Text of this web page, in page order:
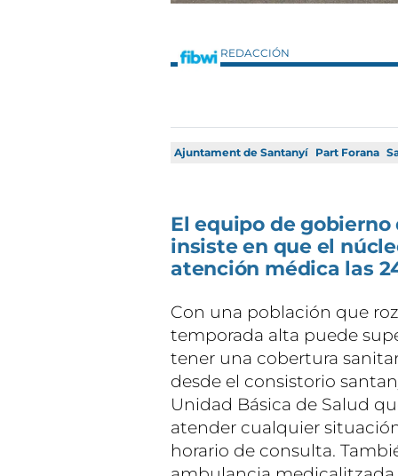
REDACCIÓN
Ajuntament de Santanyí Part Forana
El equipo de
insiste en que el
atención médica las
Con una población que
temporada alta puede
tener una cobertura
desde el consistorio
Unidad Básica de Salud
atender cualquier
horario de consulta.